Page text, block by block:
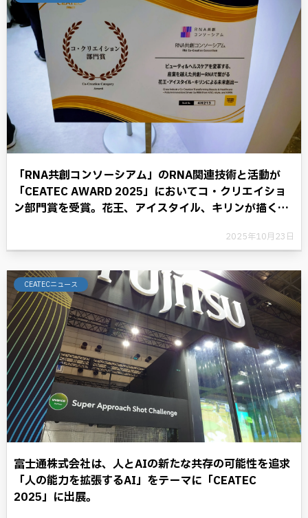
「RNA共創コンソーシアム」のRNA関連技術と活動が
「CEATEC AWARD 2025」においてコ・クリエイショ
ン部門賞を受賞。花王、アイスタイル、キリンが描く
2025年10月23日
CEATECニュース
富士通株式会社は、人とAIの新たな共存の可能性を追求
「人の能力を拡張するAI」をテーマに「CEATEC
2025」に出展。